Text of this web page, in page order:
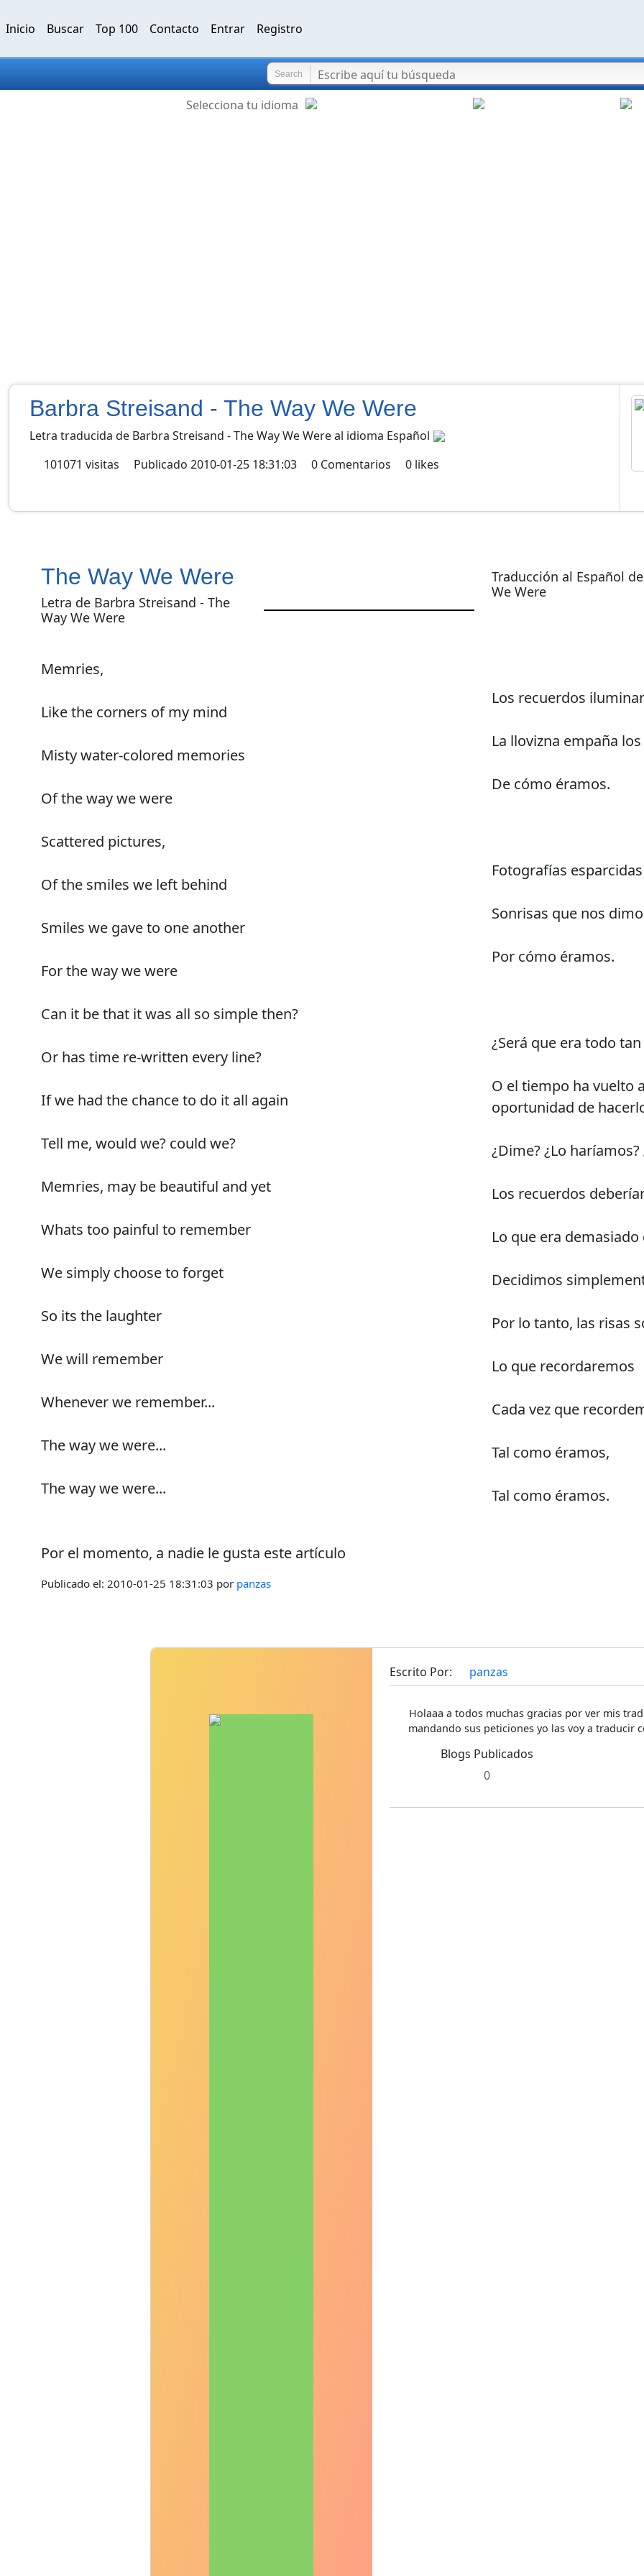
Inicio Buscar Top 100 Contacto Entrar Registro
Search
Selecciona tu idioma
Barbra Streisand - The Way We Were
Letra traducida de Barbra Streisand - The Way We Were al idioma Español
101071 visitas Publicado 2010-01-25 18:31:03 0 Comentarios 0 likes
The Way We Were
Letra de Barbra Streisand - The
Way We Were
Memries,
Like the corners of my mind
Misty water-colored memories
Of the way we were
Scattered pictures,
Of the smiles we left behind
Smiles we gave to one another
For the way we were
Can it be that it was all so simple then?
Or has time re-written every line?
If we had the chance to do it all again
Tell me, would we? could we?
Memries, may be beautiful and yet
Whats too painful to remember
We simply choose to forget
So its the laughter
We will remember
Whenever we remember...
The way we were...
The way we were...
Por el momento, a nadie le gusta este artículo
Publicado el: 2010-01-25 18:31:03 por panzas
Traducción al Español
We Were
Los recuerdos
La llovizna empaña
De cómo éramos.
Fotografías
Sonrisas que nos
Por cómo éramos.
¿Será que era todo
O el tiempo ha vuelto
oportunidad de
¿Dime? ¿Lo
Los recuerdos
Lo que era
Decidimos
Por lo tanto, las risas
Lo que recordaremos
Cada vez que
Tal como éramos,
Tal como éramos.
Escrito Por: panzas
Holaaa a todos muchas gracias por ver mis
mandando sus peticiones yo las voy a traducir
Blogs Publicados
0